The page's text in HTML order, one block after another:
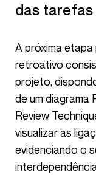
das tarefas
A próxima etapa para fazer um planeamento
retroativo
projeto,
de um diagrama
Review
visualizar as
evidenciando o